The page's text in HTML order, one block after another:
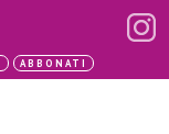
ABBONATI